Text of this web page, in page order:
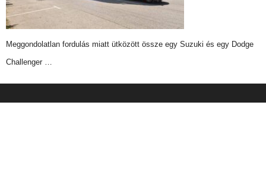
Meggondolatlan fordulás miatt ütközött össze egy Suzuki és egy Dodge
Challenger …